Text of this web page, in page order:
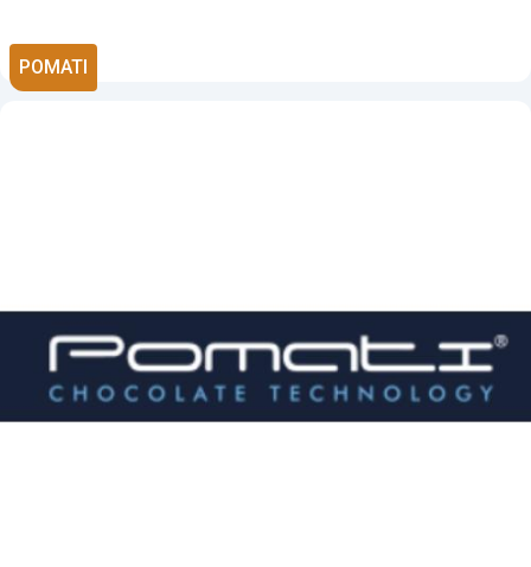
POMATI